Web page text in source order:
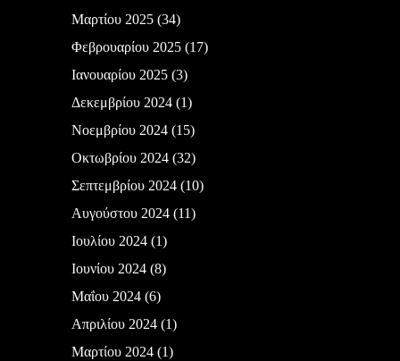
Μαρτίου 2025(34)
Φεβρουαρίου 2025(17)
Ιανουαρίου 2025(3)
Δεκεμβρίου 2024(1)
Νοεμβρίου 2024(15)
Οκτωβρίου 2024(32)
Σεπτεμβρίου 2024(10)
Αυγούστου 2024(11)
Ιουλίου 2024(1)
Ιουνίου 2024(8)
Μαΐου 2024(6)
Απριλίου 2024(1)
Μαρτίου 2024(1)